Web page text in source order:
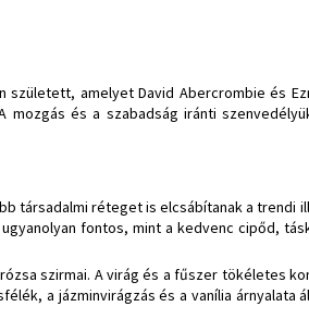
született, amelyet David Abercrombie és
mozgás és a szabadság iránti
társadalmi réteget is elcsábítanak a trendi
fontos, mint a kedvenc cipőd,
szirmai. A virág és a fűszer tökéletes
a jázminvirágzás és a vanília